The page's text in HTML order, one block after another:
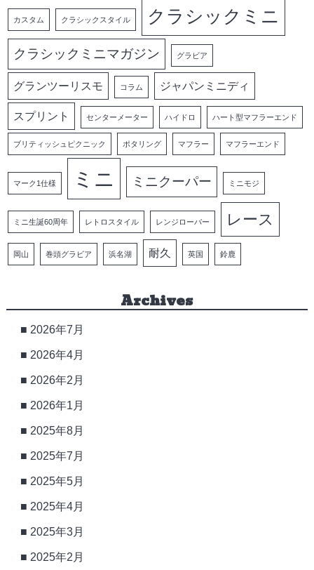
カスタム クラシックスタイル クラシックミニ
クラシックミニマガジン グラビア
グランツーリスモ コラム ジャパンミニディ
スプリント センターメーター ハイドロ ハート型マフラーエンド
ブリティッシュピクニック ポタリング マフラー マフラーエンド
マーク1仕様 ミニ ミニクーパー ミニモジ
ミニ生誕60周年 レトロスタイル レンジローバー レース
岡山 巻頭グラビア 浜名湖 耐久 英国 鈴鹿
Archives
2026年7月
2026年4月
2026年2月
2026年1月
2025年8月
2025年7月
2025年5月
2025年4月
2025年3月
2025年2月